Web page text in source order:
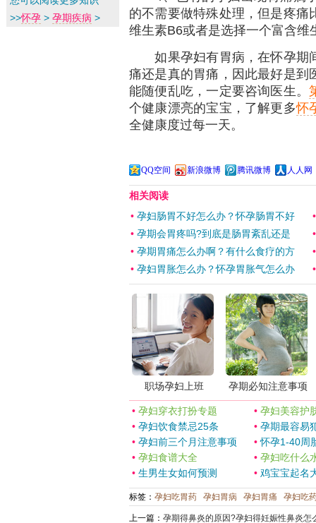
的不需要做特殊处理，但是疼痛
维生素B6或者是选择一个富含维
如果孕妇有胃病，在怀孕期
痛还是真的胃痛，因此最好是到
能随便乱吃，一定要咨询医生。
个健康漂亮的宝宝，了解更多怀
全健康度过每一天。
QQ空间 新浪微博 腾讯微博 人人网
相关阅读
• 孕妇肠胃不好怎么办？怀孕肠胃不好
• 孕期会胃疼吗?到底是肠胃紊乱还是
• 孕期胃痛怎么办啊？有什么食疗的方
• 孕妇胃胀怎么办？怀孕胃胀气怎么办
职场孕妇上班 孕期必知注意事项
• 孕妇穿衣打扮专题 •孕妇美容护
• 孕妇饮食禁忌25条 •孕期最容易
• 孕妇前三个月注意事项 •怀孕1-40周
• 孕妇食谱大全 •孕妇吃什么
• 生男生女如何预测 •鸡宝宝起名
标签： 孕妇吃胃药 孕妇胃病 孕妇胃痛 孕妇吃
上一篇： 孕期得鼻炎的原因?孕妇得妊娠性鼻炎怎
>>怀孕 > 孕期疾病 >